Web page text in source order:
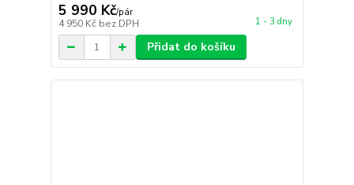
5 990 Kč/pár
4 950 Kč bez DPH 1 - 3 dny
Přidat do košíku